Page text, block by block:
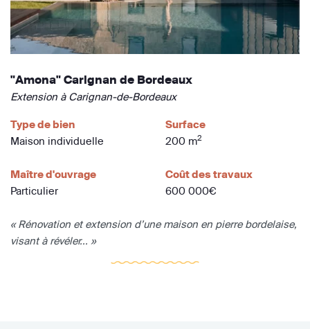
"Amona" Carignan de Bordeaux
Extension à Carignan-de-Bordeaux
Type de bien
Maison individuelle
Surface
200 m2
Maître d'ouvrage
Particulier
Coût des travaux
600 000€
« Rénovation et extension d’une maison en pierre bordelaise,
visant à révéler... »